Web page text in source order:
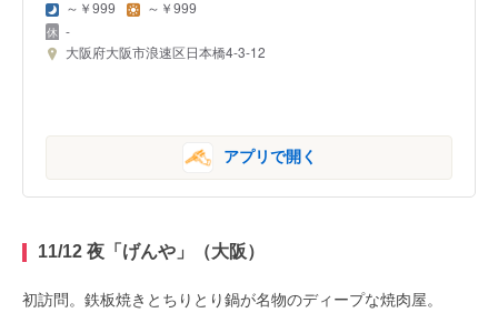
～￥999 ～￥999
-
大阪府大阪市浪速区日本橋4-3-12
アプリで開く
11/12 夜「げんや」（大阪）
初訪問。鉄板焼きとちりとり鍋が名物のディープな焼肉屋。